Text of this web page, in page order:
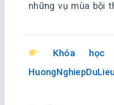
những vụ mùa bội
Khóa học